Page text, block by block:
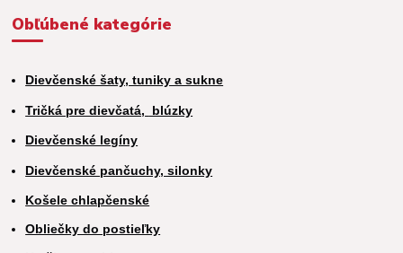
Obľúbené kategórie
Dievčenské šaty, tuniky a sukne
Tričká pre dievčatá, blúzky
Dievčenské legíny
Dievčenské pančuchy, silonky
Košele chlapčenské
Obliečky do postieľky